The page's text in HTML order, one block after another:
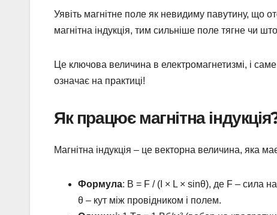
Уявіть магнітне поле як невидиму павутину, що
магнітна індукція, тим сильніше поле тягне чи
Це ключова величина в електромагнетизмі, і
означає на практиці!
Як працює магнітна
Магнітна індукція – це векторна величина, яка
Формула: B = F / (I × L × sinθ), де F – сила
θ – кут між провідником і полем.